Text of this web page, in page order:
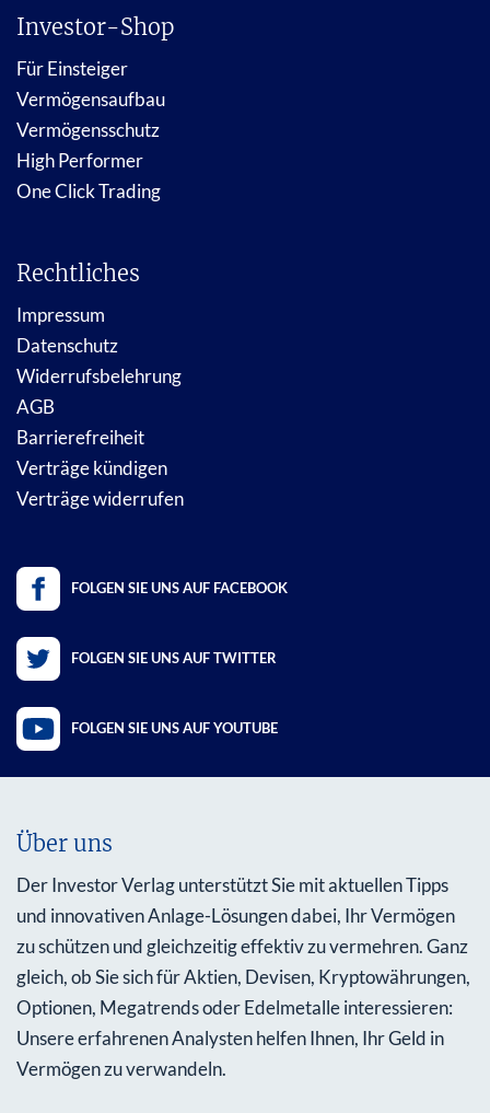
Investor-Shop
Für Einsteiger
Vermögensaufbau
Vermögensschutz
High Performer
One Click Trading
Rechtliches
Impressum
Datenschutz
Widerrufsbelehrung
AGB
Barrierefreiheit
Verträge kündigen
Verträge widerrufen
FOLGEN SIE UNS AUF FACEBOOK
FOLGEN SIE UNS AUF TWITTER
FOLGEN SIE UNS AUF YOUTUBE
Über uns
Der Investor Verlag unterstützt Sie mit aktuellen Tipps
und innovativen Anlage-Lösungen dabei, Ihr Vermögen
zu schützen und gleichzeitig effektiv zu vermehren. Ganz
gleich, ob Sie sich für Aktien, Devisen, Kryptowährungen,
Optionen, Megatrends oder Edelmetalle interessieren:
Unsere erfahrenen Analysten helfen Ihnen, Ihr Geld in
Vermögen zu verwandeln.